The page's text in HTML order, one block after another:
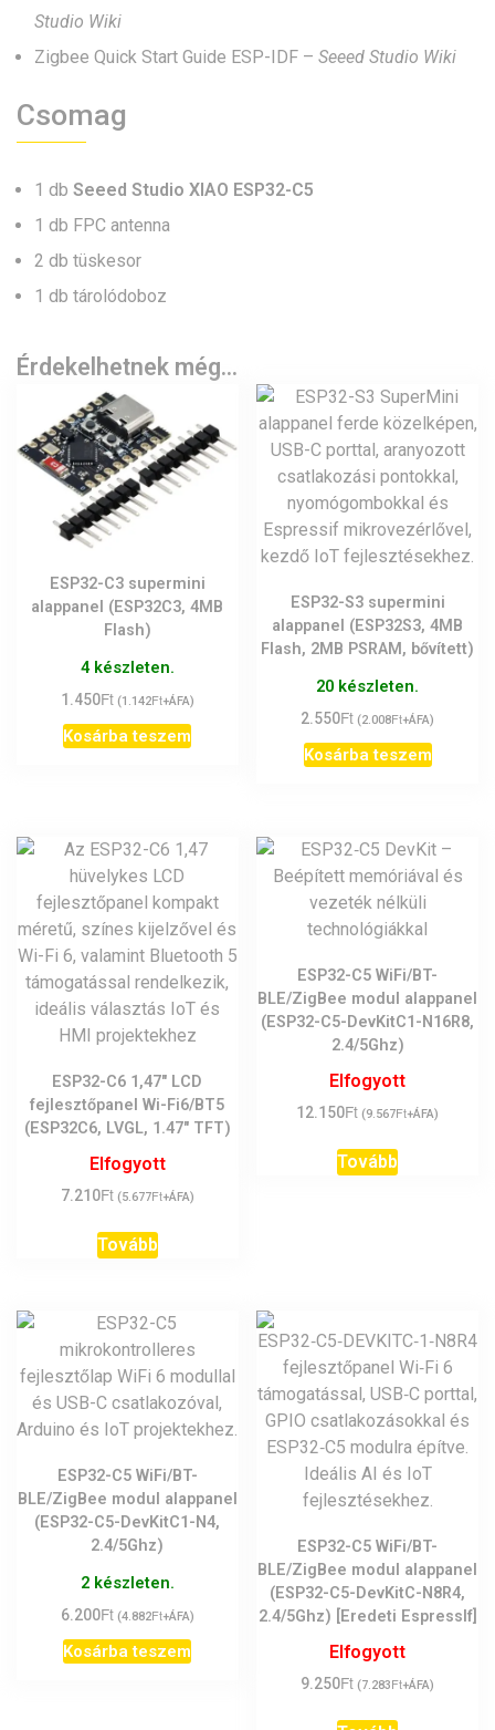
Studio Wiki
Zigbee Quick Start Guide ESP-IDF – Seeed Studio Wiki
Csomag
1 db Seeed Studio XIAO ESP32-C5
1 db FPC antenna
2 db tüskesor
1 db tárolódoboz
Érdekelhetnek még…
ESP32-C3 supermini
alappanel (ESP32C3, 4MB
Flash)
4 készleten.
1.450Ft (1.142Ft+ÁFA)
Kosárba teszem
ESP32-S3 supermini
alappanel (ESP32S3, 4MB
Flash, 2MB PSRAM, bővített)
20 készleten.
2.550Ft (2.008Ft+ÁFA)
Kosárba teszem
ESP32-C6 1,47″ LCD
fejlesztőpanel Wi-Fi6/BT5
(ESP32C6, LVGL, 1.47″ TFT)
Elfogyott
7.210Ft (5.677Ft+ÁFA)
Tovább
ESP32-C5 WiFi/BT-
BLE/ZigBee modul alappanel
(ESP32-C5-DevKitC1-N16R8,
2.4/5Ghz)
Elfogyott
12.150Ft (9.567Ft+ÁFA)
Tovább
ESP32-C5 WiFi/BT-
BLE/ZigBee modul alappanel
(ESP32-C5-DevKitC1-N4,
2.4/5Ghz)
2 készleten.
6.200Ft (4.882Ft+ÁFA)
Kosárba teszem
ESP32-C5 WiFi/BT-
BLE/ZigBee modul alappanel
(ESP32-C5-DevKitC-N8R4,
2.4/5Ghz) [Eredeti EspressIf]
Elfogyott
9.250Ft (7.283Ft+ÁFA)